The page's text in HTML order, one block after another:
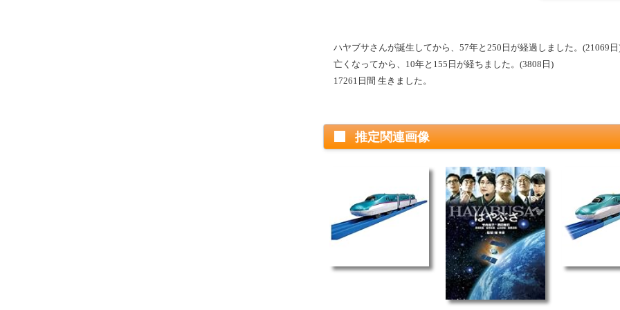
ハヤブサさんが誕生してから、57年と250日が経過しました。(21069日
亡くなってから、10年と155日が経ちました。(3808日)
17261日間 生きました。
推定関連画像